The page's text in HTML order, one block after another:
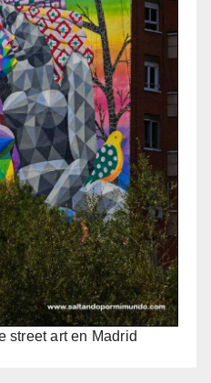
street art en Madrid